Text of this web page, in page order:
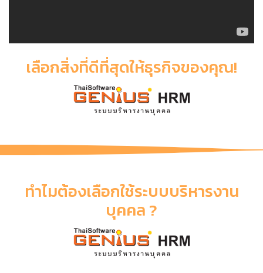
เลือกสิ่งที่ดีที่สุดให้ธุรกิจของคุณ!
ทำไมต้องเลือกใช้ระบบบริหารงาน
บุคคล ?